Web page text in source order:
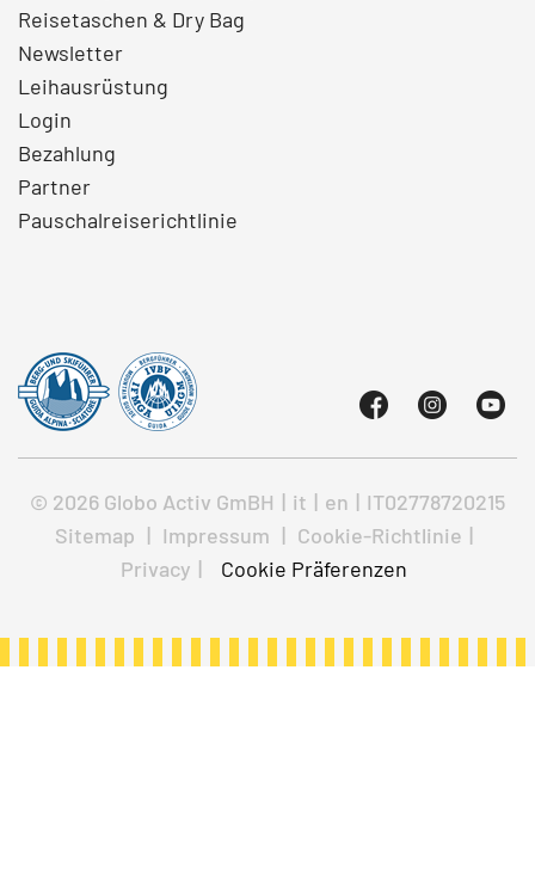
Reisetaschen & Dry Bag
Newsletter
Leihausrüstung
Login
Bezahlung
Partner
Pauschalreiserichtlinie
© 2026 Globo Activ GmBH | it | en | IT02778720215
Sitemap | Impressum | Cookie-Richtlinie |
Privacy | Cookie Präferenzen